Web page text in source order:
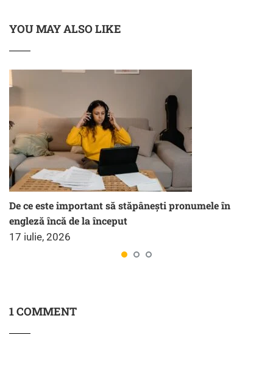
YOU MAY ALSO LIKE
De ce este important să stăpânești pronumele în
engleză încă de la început
17 iulie, 2026
1 COMMENT